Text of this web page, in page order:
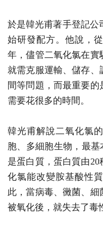
於是韓光甫著手登記公
始研發配方。他說，
年，儘管二氧化氯在
就需克服運輸、儲存
間等問題，而最重要
需要花很多的時間。
韓光甫解說二氧化氯
胞、多細胞生物，最
是蛋白質，蛋白質由
化氯能改變胺基酸性
此，當病毒、黴菌、
被氧化後，就失去了毒